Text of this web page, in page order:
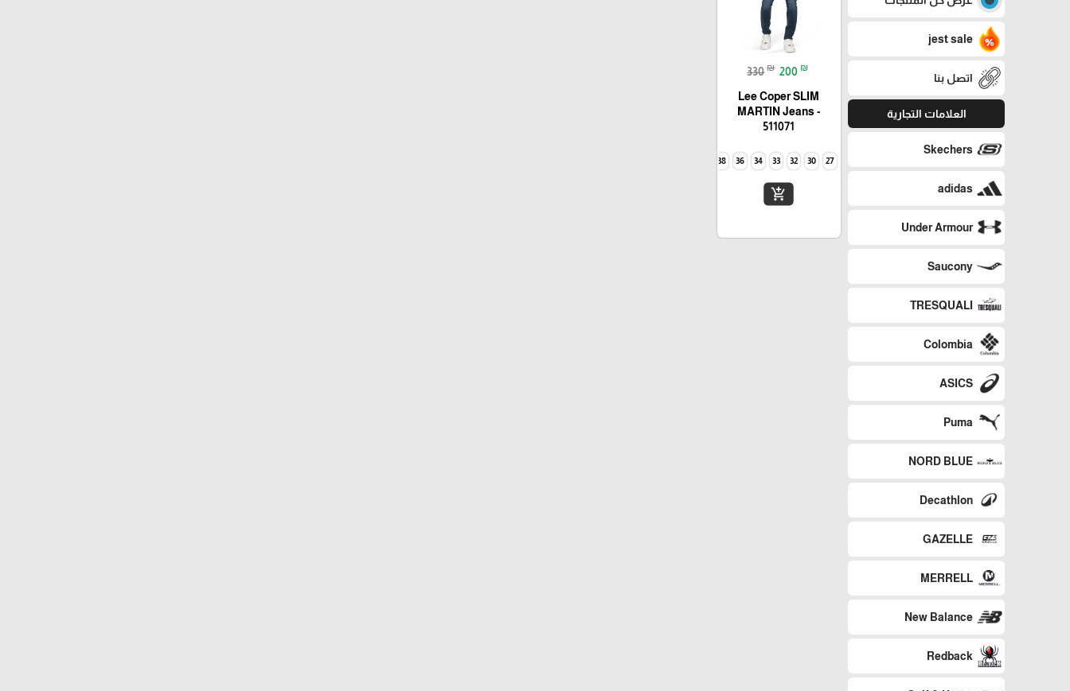
jest sale
اتصل بنا
العلامات التجارية
Skechers
adidas
Under Armour
Saucony
TRESQUALI
Colombia
ASICS
Puma
NORD BLUE
Decathlon
GAZELLE
MERRELL
New Balance
Redback
330 ₪ 200 ₪
Lee Coper SLIM
MARTIN Jeans -
511071
27
30
32
33
34
36
38
add_shopping_cart